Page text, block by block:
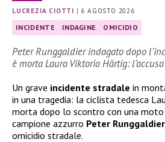
LUCREZIA CIOTTI | 6 AGOSTO 2026
INCIDENTE INDAGINE OMICIDIO
Peter Runggaldier indagato dopo
è morta Laura Viktoria Härtig:
Un grave incidente stradale in
in una tragedia: la ciclista tedesca
morta dopo lo scontro con una moto
campione azzurro Peter Runggaldier
omicidio stradale.